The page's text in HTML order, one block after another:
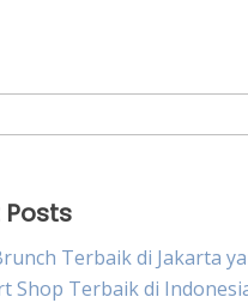
Terbaik di Jakarta
Shop Terbaik di